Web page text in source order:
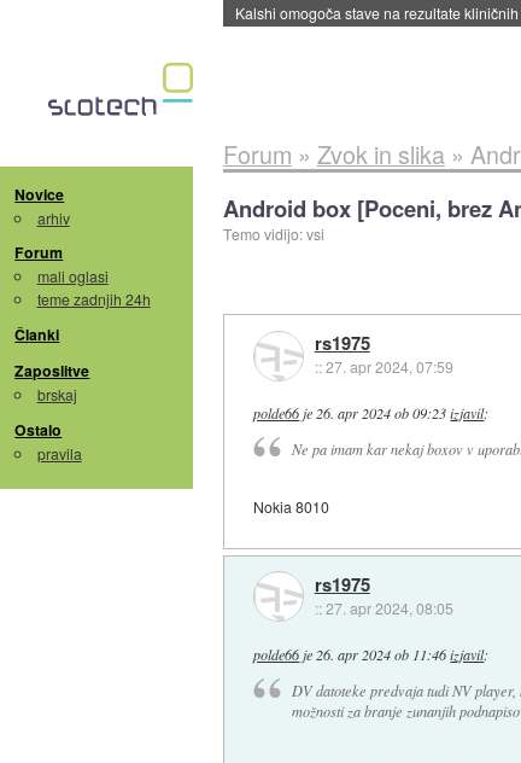
Kalshi omogoča stave na rezultate
Novice
arhiv
Forum
mali oglasi
teme zadnjih 24h
Članki
Zaposlitve
brskaj
Ostalo
pravila
Forum » Zvok in slika»
Android box [Poceni, brez
Temo vidijo: vsi
rs1975
::27. apr 2024, 07:59
polde66 je 26. apr 2024 ob 09:23 izjavil:
Ne pa imam kar nekaj boxov v
Nokia 8010
rs1975
::27. apr 2024, 08:05
polde66 je 26. apr 2024 ob 11:46 izjavil:
DV datoteke predvaja tudi NV
možnosti za branje zunanjih